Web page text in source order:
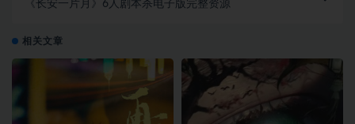
《长安一片月》6人剧本杀电子版完整资源
相关文章